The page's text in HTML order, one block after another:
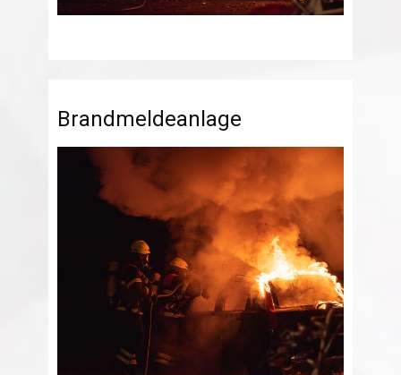
Brandmeldeanlage